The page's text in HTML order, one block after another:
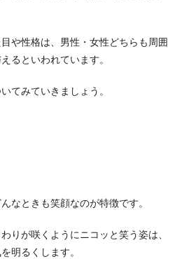
や性格は、男性・女性どちらも周囲
るといわれています。
てみていきましょう。
なときも笑顔なのが特徴です。
りが咲くようにニコッと笑う姿は、
明るくします。